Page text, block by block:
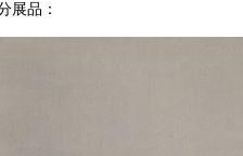
展品：